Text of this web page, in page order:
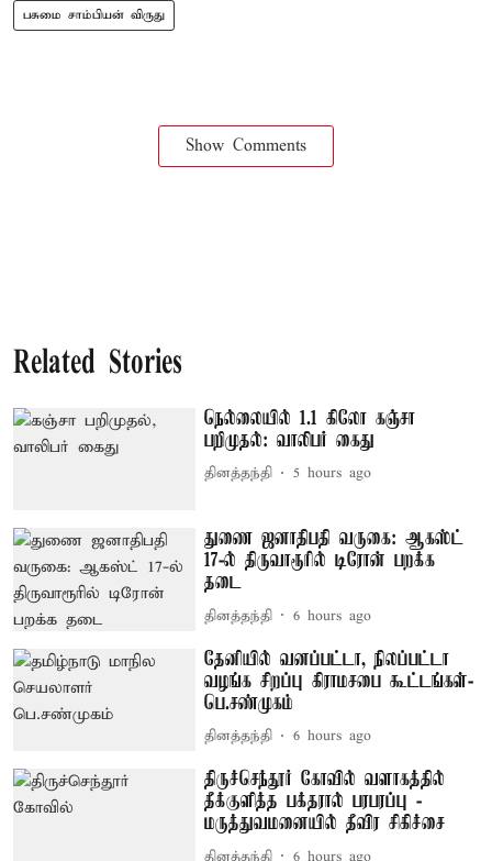
பசுமை சாம்பியன் விருது
Show Comments
Related Stories
நெல்லையில் 1.1 கிலோ கஞ்சா
பறிமுதல்: வாலிபர் கைது
தினத்தந்தி 5 hours ago
துணை ஜனாதிபதி வருகை: ஆகஸ்ட்
17-ல் திருவாரூரில் டிரோன் பறக்க
தடை
தினத்தந்தி 6 hours ago
தேனியில் வனப்பட்டா, நிலப்பட்டா
வழங்க சிறப்பு கிராமசபை கூட்டங்கள்-
பெ.சண்முகம்
தினத்தந்தி 6 hours ago
திருச்செந்தூர் கோவில் வளாகத்தில்
தீக்குளித்த பக்தரால் பரபரப்பு -
மருத்துவமனையில் தீவிர சிகிச்சை
தினத்தந்தி 6 hours ago